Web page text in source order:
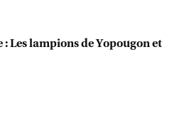
Les lampions de Yopougon et